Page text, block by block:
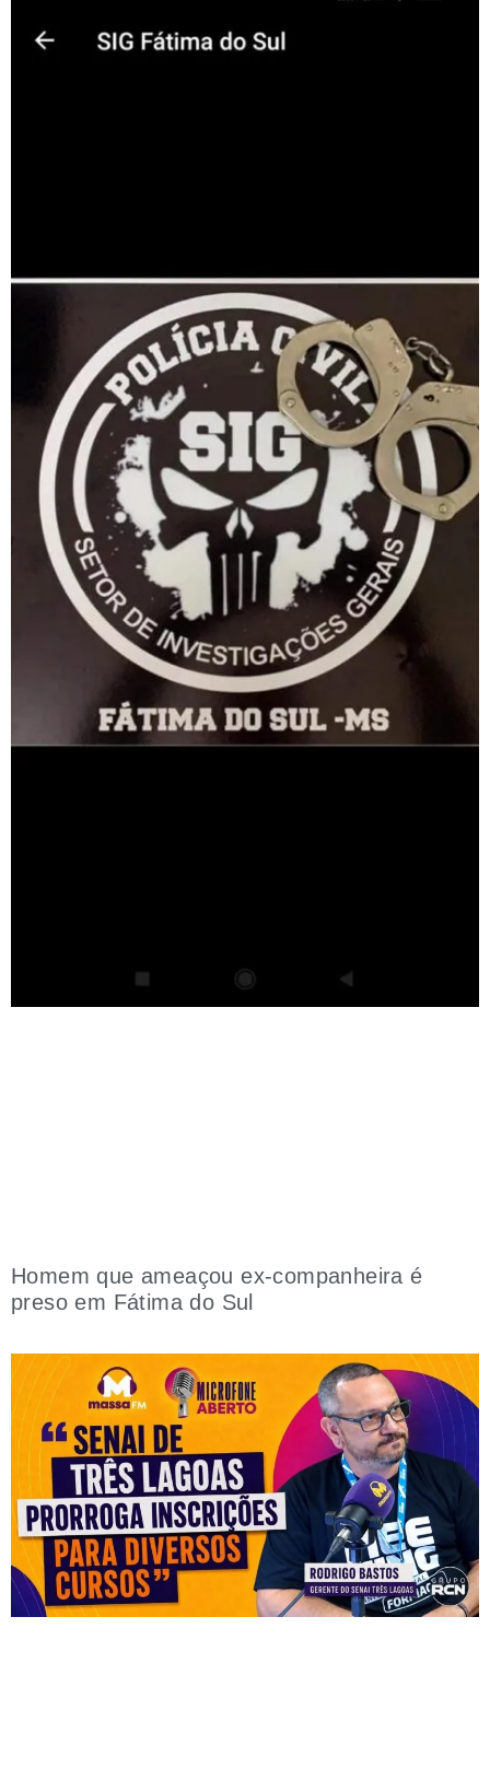
Homem que ameaçou ex-companheira é
preso em Fátima do Sul